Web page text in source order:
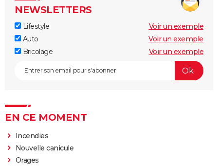
NEWSLETTERS
Lifestyle
Voir un exemple
Auto
Voir un exemple
Bricolage
Voir un exemple
EN CE MOMENT
Incendies
Nouvelle canicule
Orages